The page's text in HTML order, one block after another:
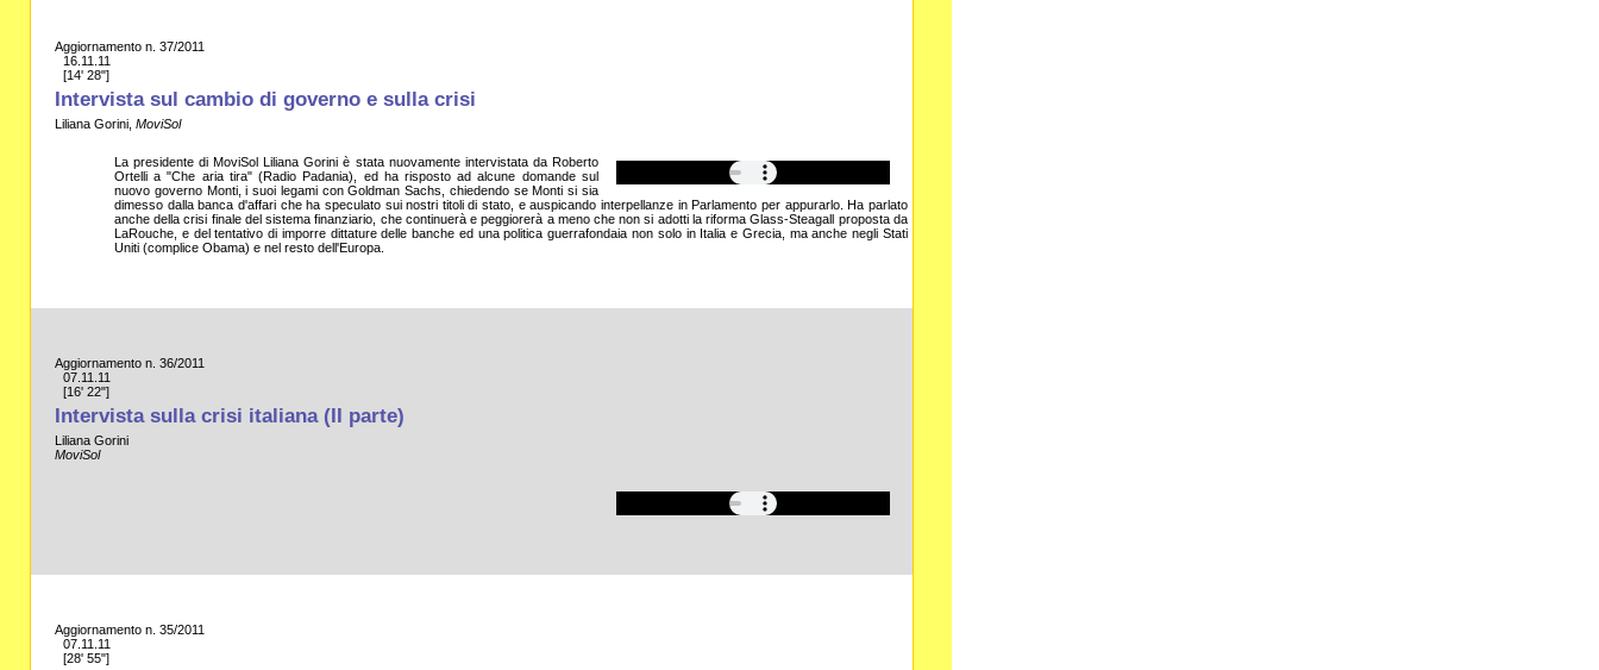
Aggiornamento n. 37/2011
16.11.11
[14' 28"]
Intervista sul cambio di governo e sulla crisi
Liliana Gorini, MoviSol
La presidente di MoviSol Liliana Gorini è stata nuovamente intervistata da Roberto
Ortelli a "Che aria tira" (Radio Padania), ed ha risposto ad alcune domande sul
nuovo governo Monti, i suoi legami con Goldman Sachs, chiedendo se Monti si sia
dimesso dalla banca d'affari che ha speculato sui nostri titoli di stato, e auspicando interpellanze in Parlamento per appurarlo. Ha parlato
anche della crisi finale del sistema finanziario, che continuerà e peggiorerà a meno che non si adotti la riforma Glass-Steagall proposta da
LaRouche, e del tentativo di imporre dittature delle banche ed una politica guerrafondaia non solo in Italia e Grecia, ma anche negli Stati
Uniti (complice Obama) e nel resto dell'Europa.
Aggiornamento n. 36/2011
07.11.11
[16' 22"]
Intervista sulla crisi italiana (II parte)
Liliana Gorini
MoviSol
Aggiornamento n. 35/2011
07.11.11
[28' 55"]